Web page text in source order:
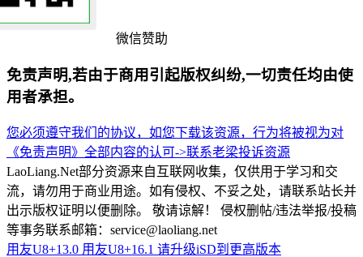
微信赞助
免责声明,若由于商用引起版权纠纷,一切责任均由使
用者承担。
您必须遵守我们的协议，如您下载该资源，行为将被视为对
《免责声明》全部内容的认可->联系老梁投诉资源
LaoLiang.Net部分资源来自互联网收集，仅供用于学习和交
流，请勿用于商业用途。如有侵权、不妥之处，请联系站长并
出示版权证明以便删除。 敬请谅解！ 侵权删帖/违法举报/投稿
等事务联系邮箱：service@laoliang.net
用友U8+13.0 用友U8+16.1 请升级iSD到更高版本